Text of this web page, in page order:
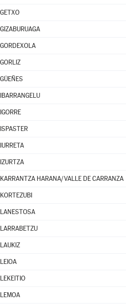
GETXO
GIZABURUAGA
GORDEXOLA
GORLIZ
GÜEÑES
IBARRANGELU
IGORRE
ISPASTER
IURRETA
IZURTZA
KARRANTZA HARANA/VALLE DE CARRANZA
KORTEZUBI
LANESTOSA
LARRABETZU
LAUKIZ
LEIOA
LEKEITIO
LEMOA